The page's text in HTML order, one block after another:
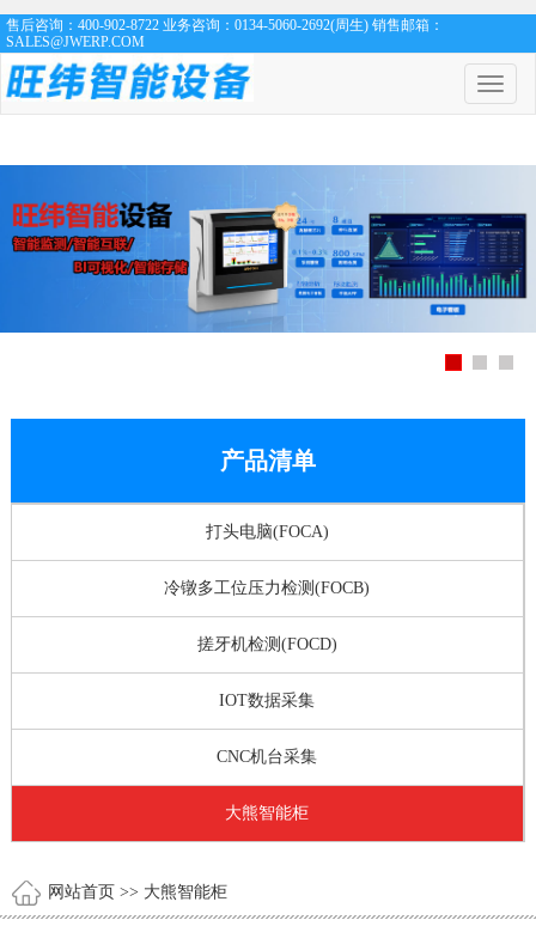
售后咨询：400-902-8722 业务咨询：0134-5060-2692(周生) 销售邮箱：
SALES@JWERP.COM
菜
单
关
产品清单
打头电脑(FOCA)
冷镦多工位压力检测(FOCB)
搓牙机检测(FOCD)
IOT数据采集
CNC机台采集
大熊智能柜
网站首页 >> 大熊智能柜